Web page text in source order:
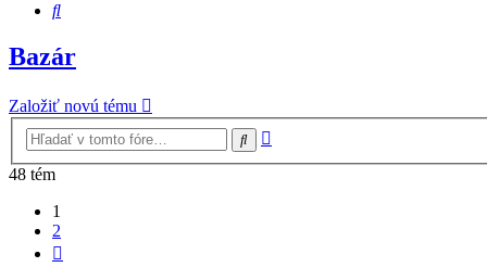
Hľadať
Bazár
Založiť novú tému
Hľadať
48 tém
1
2